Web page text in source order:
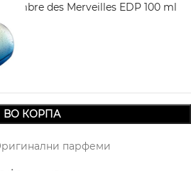
L'Ombre des Merveilles EDP 100 ml
ВО КОРПА
парфеми